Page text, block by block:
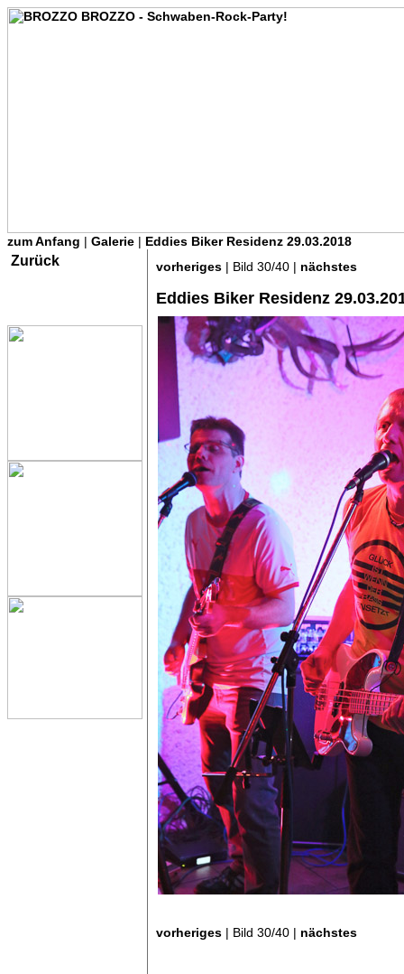
zum Anfang | Galerie | Eddies Biker Residenz 29.03.2018
Zurück vorheriges | Bild 30/40 | nächstes
Eddies Biker Residenz
vorheriges | Bild 30/40 | nächstes